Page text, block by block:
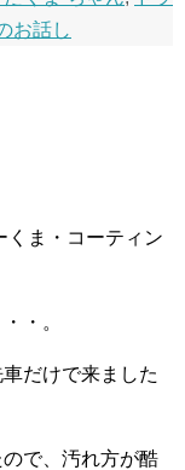
お話し
くま・コーティン
・。
だけで来ました
で、汚れ方が酷